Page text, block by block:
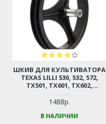
ШКИВ ДЛЯ КУЛЬТИВАТОРА
TEXAS LILLI 530, 532, 572,
TX501, TX601, TX602,
BC6612H, BC7712, BC7612H,
CARVER T-650R, T-651R
1488р.
В НАЛИЧИИ